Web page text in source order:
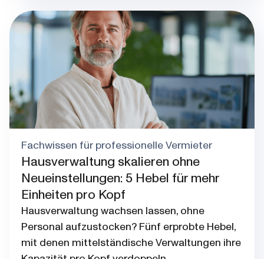
Blog post thumbnail
Fachwissen für professionelle Vermieter
Hausverwaltung skalieren ohne
Neueinstellungen: 5 Hebel für mehr
Einheiten pro Kopf
Hausverwaltung wachsen lassen, ohne
Personal aufzustocken? Fünf erprobte Hebel,
mit denen mittelständische Verwaltungen ihre